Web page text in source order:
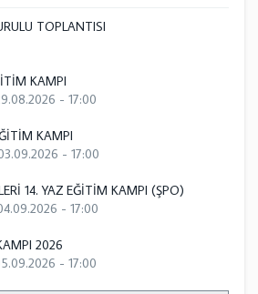
TOPLANTISI
KAMPI
- 17:00
KAMPI
- 17:00
14. YAZ EĞİTİM KAMPI (ŞPO)
- 17:00
2026
- 17:00